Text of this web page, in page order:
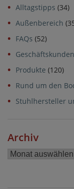
Alltagstipps (34)
Außenbereich
FAQs (52)
Geschäftskunden
Produkte (120)
Rund um den
Stuhlhersteller
Archiv
Archiv